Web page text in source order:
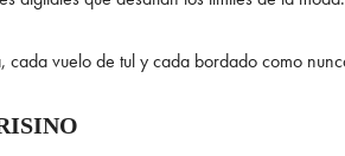
vuelo de tul y cada bordado como